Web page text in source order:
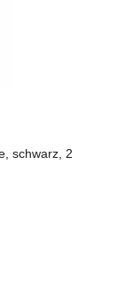
schwarz, 2